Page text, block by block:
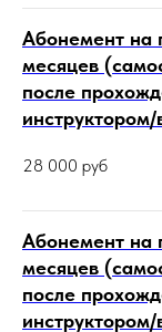
Абонемент на
месяцев
после
28 000 руб
Абонемент на
месяцев
после